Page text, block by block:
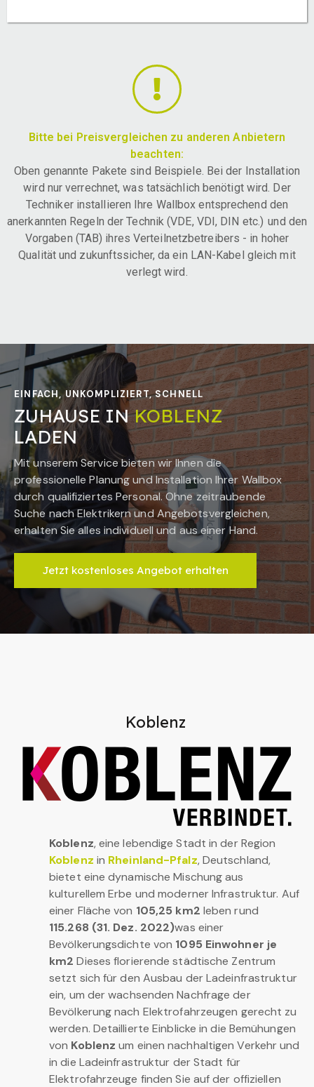
Bitte bei Preisvergleichen zu anderen Anbietern
beachten:
Oben genannte Pakete sind Beispiele. Bei der Installation
wird nur verrechnet, was tatsächlich benötigt wird. Der
Techniker installieren Ihre Wallbox entsprechend den
anerkannten Regeln der Technik (VDE, VDI, DIN etc.) und den
Vorgaben (TAB) ihres Verteilnetzbetreibers - in hoher
Qualität und zukunftssicher, da ein LAN-Kabel gleich mit
verlegt wird.
EINFACH, UNKOMPLIZIERT, SCHNELL
ZUHAUSE INKOBLENZ
LADEN
Mit unserem Service bieten wir Ihnen die
professionelle Planung und Installation Ihrer Wallbox
durch qualifiziertes Personal. Ohne zeitraubende
Suche nach Elektrikern und Angebotsvergleichen,
erhalten Sie alles individuell und aus einer Hand.
Jetzt kostenloses Angebot erhalten
Koblenz
Koblenz, eine lebendige Stadt in der Region
Koblenz in Rheinland-Pfalz, Deutschland,
bietet eine dynamische Mischung aus
kulturellem Erbe und moderner Infrastruktur. Auf
einer Fläche von 105,25 km2 leben rund
115.268 (31. Dez. 2022)was einer
Bevölkerungsdichte von 1095 Einwohner je
km2 Dieses florierende städtische Zentrum
setzt sich für den Ausbau der Ladeinfrastruktur
ein, um der wachsenden Nachfrage der
Bevölkerung nach Elektrofahrzeugen gerecht zu
werden. Detaillierte Einblicke in die Bemühungen
von Koblenz um einen nachhaltigen Verkehr und
in die Ladeinfrastruktur der Stadt für
Elektrofahrzeuge finden Sie auf der offiziellen